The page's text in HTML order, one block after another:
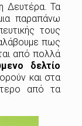
Δευτέρα. Τα
παραπάνω
τους
πως
από πολλά
δελτίο
και στα
από τα